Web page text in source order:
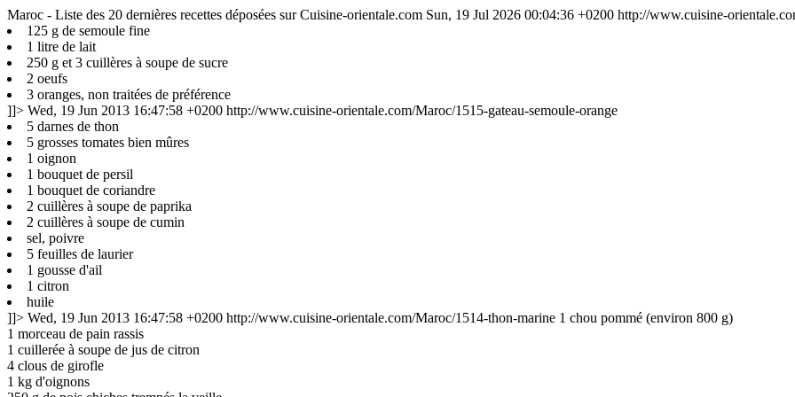
Maroc - Liste des 20 dernières recettes déposées sur Cuisine-orientale.com Sun, 19 Jul 2026 00:04:36 +0200 http://www.cuisine-
125 g de semoule fine
1 litre de lait
250 g et 3 cuillères à soupe de sucre
2 oeufs
3 oranges, non traitées de préférence
]]> Wed, 19 Jun 2013 16:47:58 +0200 http://www.cuisine-orientale.com/Maroc/1515-gateau-semoule-orange
5 darnes de thon
5 grosses tomates bien mûres
1 oignon
1 bouquet de persil
1 bouquet de coriandre
2 cuillères à soupe de paprika
2 cuillères à soupe de cumin
sel, poivre
5 feuilles de laurier
1 gousse d'ail
1 citron
huile
]]> Wed, 19 Jun 2013 16:47:58 +0200 http://www.cuisine-orientale.com/Maroc/1514-thon-marine 1 chou pommé (environ 800 g)
1 morceau de pain rassis
1 cuillerée à soupe de jus de citron
4 clous de girofle
1 kg d'oignons